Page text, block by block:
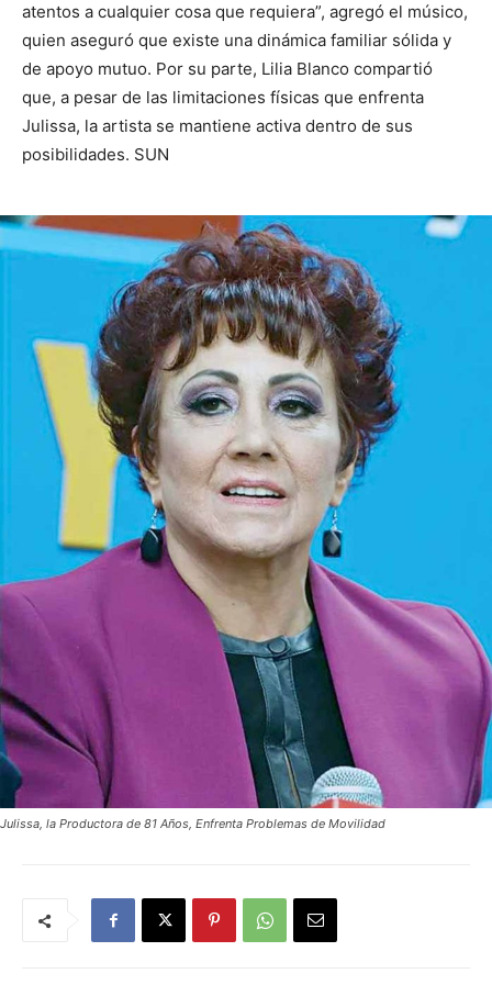
atentos a cualquier cosa que requiera”, agregó el músico,
quien aseguró que existe una dinámica familiar sólida y
de apoyo mutuo. Por su parte, Lilia Blanco compartió
que, a pesar de las limitaciones físicas que enfrenta
Julissa, la artista se mantiene activa dentro de sus
posibilidades. SUN
Julissa, la Productora de 81 Años, Enfrenta Problemas de Movilidad